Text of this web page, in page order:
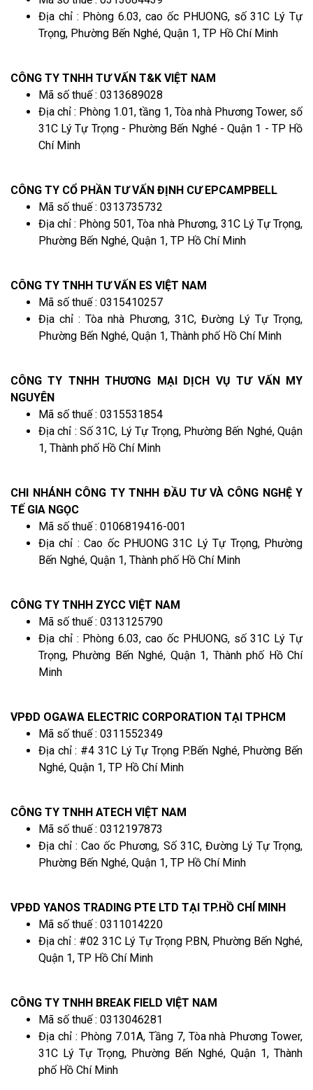
Địa chỉ : Phòng 6.03, cao ốc PHUONG, số 31C Lý Tự
Trọng, Phường Bến Nghé, Quận 1, TP Hồ Chí Minh
CÔNG TY TNHH TƯ VẤN T&K VIỆT NAM
Mã số thuế : 0313689028
Địa chỉ : Phòng 1.01, tầng 1, Tòa nhà Phương Tower, số
31C Lý Tự Trọng - Phường Bến Nghé - Quận 1 - TP Hồ
Chí Minh
CÔNG TY CỔ PHẦN TƯ VẤN ĐỊNH CƯ EPCAMPBELL
Mã số thuế : 0313735732
Địa chỉ : Phòng 501, Tòa nhà Phương, 31C Lý Tự Trọng,
Phường Bến Nghé, Quận 1, TP Hồ Chí Minh
CÔNG TY TNHH TƯ VẤN ES VIỆT NAM
Mã số thuế : 0315410257
Địa chỉ : Tòa nhà Phương, 31C, Đường Lý Tự Trọng,
Phường Bến Nghé, Quận 1, Thành phố Hồ Chí Minh
CÔNG TY TNHH THƯƠNG MẠI DỊCH VỤ TƯ VẤN MY
NGUYÊN
Mã số thuế : 0315531854
Địa chỉ : Số 31C, Lý Tự Trọng, Phường Bến Nghé, Quận
1, Thành phố Hồ Chí Minh
CHI NHÁNH CÔNG TY TNHH ĐẦU TƯ VÀ CÔNG NGHỆ Y
TẾ GIA NGỌC
Mã số thuế : 0106819416-001
Địa chỉ : Cao ốc PHUONG 31C Lý Tự Trọng, Phường
Bến Nghé, Quận 1, Thành phố Hồ Chí Minh
CÔNG TY TNHH ZYCC VIỆT NAM
Mã số thuế : 0313125790
Địa chỉ : Phòng 6.03, cao ốc PHUONG, số 31C Lý Tự
Trọng, Phường Bến Nghé, Quận 1, Thành phố Hồ Chí
Minh
VPĐD OGAWA ELECTRIC CORPORATION TẠI TPHCM
Mã số thuế : 0311552349
Địa chỉ : #4 31C Lý Tự Trọng P.Bến Nghé, Phường Bến
Nghé, Quận 1, TP Hồ Chí Minh
CÔNG TY TNHH ATECH VIỆT NAM
Mã số thuế : 0312197873
Địa chỉ : Cao ốc Phương, Số 31C, Đường Lý Tự Trọng,
Phường Bến Nghé, Quận 1, TP Hồ Chí Minh
VPĐD YANOS TRADING PTE LTD TẠI TP.HỒ CHÍ MINH
Mã số thuế : 0311014220
Địa chỉ : #02 31C Lý Tự Trọng P.BN, Phường Bến Nghé,
Quận 1, TP Hồ Chí Minh
CÔNG TY TNHH BREAK FIELD VIỆT NAM
Mã số thuế : 0313046281
Địa chỉ : Phòng 7.01A, Tầng 7, Tòa nhà Phương Tower,
31C Lý Tự Trọng, Phường Bến Nghé, Quận 1, Thành
phố Hồ Chí Minh